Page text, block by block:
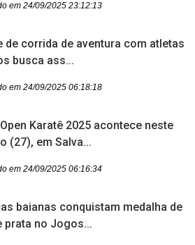
em 24/09/2025 23:12:13
de corrida de aventura com atletas
busca ass...
em 24/09/2025 06:18:18
Karatê 2025 acontece neste
(27), em Salva...
em 24/09/2025 06:16:34
baianas conquistam medalha de
prata no Jogos...